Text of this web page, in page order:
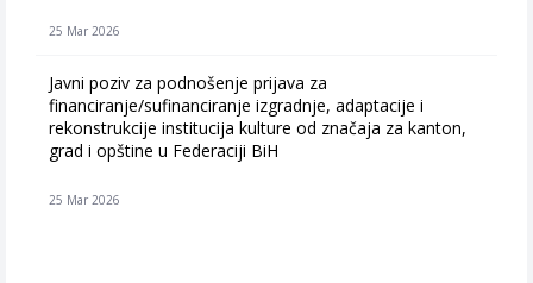
25 Mar 2026
Javni poziv za podnošenje prijava za
financiranje/sufinanciranje izgradnje, adaptacije i
rekonstrukcije institucija kulture od značaja za kanton,
grad i opštine u Federaciji BiH
25 Mar 2026